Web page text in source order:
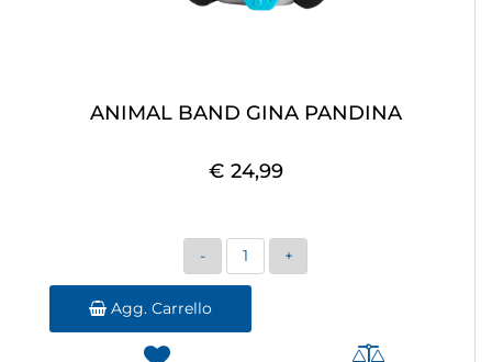
ANIMAL BAND GINA PANDINA
€ 24,99
Quantità
Agg. Carrello